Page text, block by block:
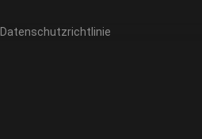
Datenschutzrichtlinie